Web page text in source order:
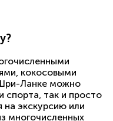
кокосовыми
Ланке можно
спорта, так и просто
на экскурсию или
многочисленных